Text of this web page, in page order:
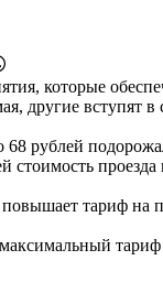
которые
другие вступят
68 рублей
стоимость
тариф на
тариф